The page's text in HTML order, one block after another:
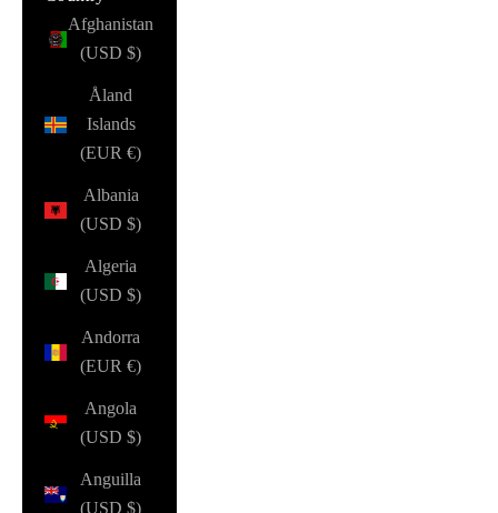
Afghanistan
(USD $)
Åland
Islands
(EUR €)
Albania
(USD $)
Algeria
(USD $)
Andorra
(EUR €)
Angola
(USD $)
Anguilla
(USD $)